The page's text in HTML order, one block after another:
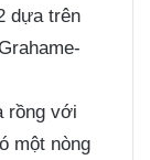
dựa trên
rồng với
một nòng